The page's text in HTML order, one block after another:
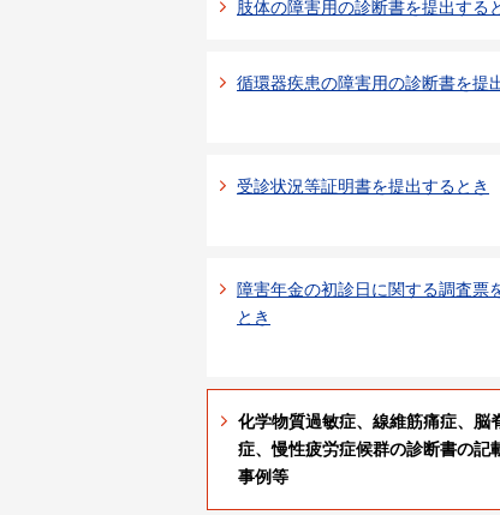
肢体の障害用の診断書を提出する
循環器疾患の障害用の診断書を提
受診状況等証明書を提出するとき
障害年金の初診日に関する調査票
とき
化学物質過敏症、線維筋痛症、脳
症、慢性疲労症候群の診断書の記
事例等